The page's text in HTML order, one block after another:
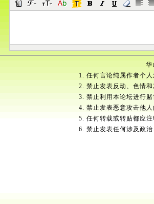
华
1. 任何言论纯属作者个
2. 禁止发表反动、色情
3. 禁止利用本论坛进行
4. 禁止发表恶意攻击他
5. 任何转载或转贴都应
6. 禁止发表任何涉及政